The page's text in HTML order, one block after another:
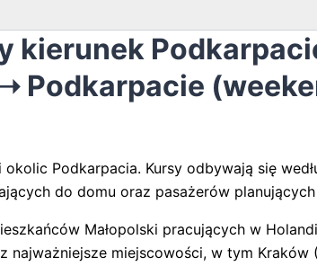
kierunek
Podkarpacie
Podkarpacia. Kursy odbywają się
do domu oraz pasażerów
Małopolski pracujących w
miejscowości, w tym Kraków